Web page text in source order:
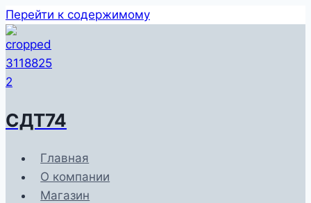
Перейти к содержимому
СДТ74
Главная
О компании
Магазин